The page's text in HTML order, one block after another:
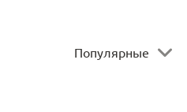
Популярные